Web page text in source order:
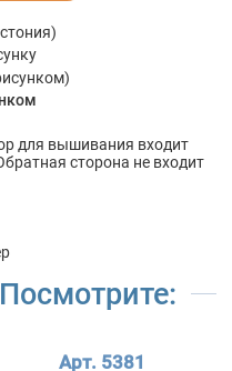
для вышивания входит
сторона не входит
Арт. 5381